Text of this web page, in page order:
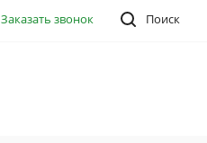
Поиск
Заказать звонок